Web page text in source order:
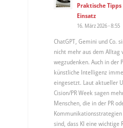
Praktische
Einsatz
16. März 2026 - 8:55
ChatGPT, Gemini und Co.
nicht mehr aus dem Alltag
wegzudenken. Auch in der
künstliche Intelligenz
eingesetzt. Laut aktueller
Cision/PR Week sagen
Menschen, die in der PR
sind, dass KI eine wichtige